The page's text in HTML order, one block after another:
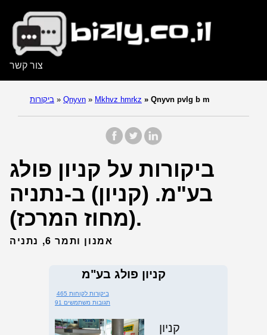
צור קשר
ביקורות » Qnyvn » Mkhvz hmrkz » Qnyvn pvlg b m
ביקורות על קניון פולג
בע"מ. (קניון) ב-נתניה
(מחוז המרכז).
אמנון ותמר 6, נתניה
קניון פולג בע"מ
465 ביקורות לקוחות
91 תגובות משתמשים
קניון